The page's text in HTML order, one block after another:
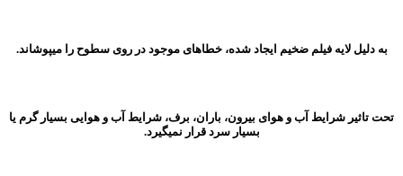
به دلیل لایه فیلم ضخیم ایجاد شده، خطاهای موجود در روی سطوح را میپوشاند.
تحت تاثیر شرایط آب و هوای بیرون، باران، برف، شرایط آب و هوایی بسیار گرم یا
بسیار سرد قرار نمیگیرد.